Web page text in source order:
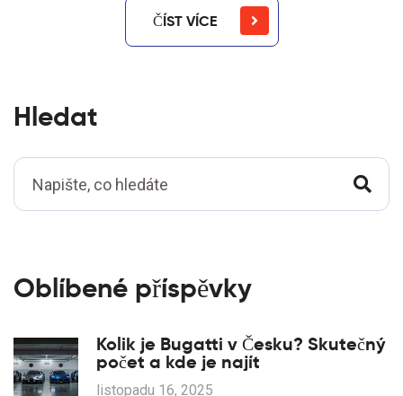
ČÍST VÍCE
Hledat
Oblíbené příspěvky
Kolik je Bugatti v Česku? Skutečný
počet a kde je najít
listopadu 16, 2025